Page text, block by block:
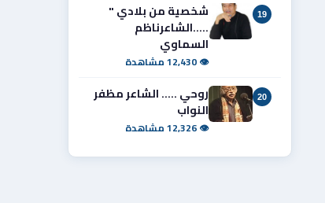
19
شخصية من بلادي "
.....الشاعرناظم
السماوي
👁 12,430 مشاهدة
20
روحي ..... الشاعر مظفر
النواب
👁 12,326 مشاهدة